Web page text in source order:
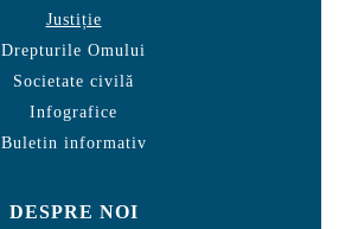
Justiție
Drepturile Omului
Societate civilă
Infografice
Buletin informativ
DESPRE NOI